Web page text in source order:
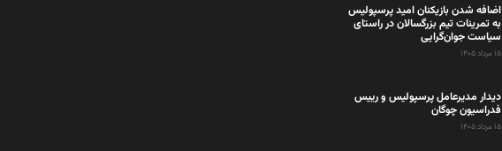
اضافه شدن بازیکنان امید پرسپولیس
به تمرینات تیم بزرگسالان در راستای
سیاست جوان‌گرایی
۱۵ مرداد ۱۴۰۵
دیدار مدیرعامل پرسپولیس و رییس
فدراسیون چوگان
۱۵ مرداد ۱۴۰۵